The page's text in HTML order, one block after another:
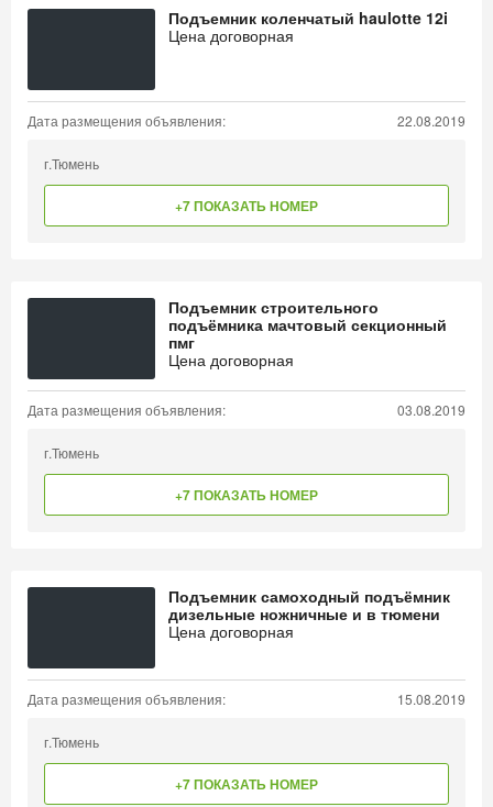
Подъемник коленчатый haulotte 12i
Цена договорная
Дата размещения объявления: 22.08.2019
г.Тюмень
+7 ПОКАЗАТЬ НОМЕР
Подъемник строительного
подъёмника мачтовый секционный
пмг
Цена договорная
Дата размещения объявления: 03.08.2019
г.Тюмень
+7 ПОКАЗАТЬ НОМЕР
Подъемник самоходный подъёмник
дизельные ножничные и в тюмени
Цена договорная
Дата размещения объявления: 15.08.2019
г.Тюмень
+7 ПОКАЗАТЬ НОМЕР